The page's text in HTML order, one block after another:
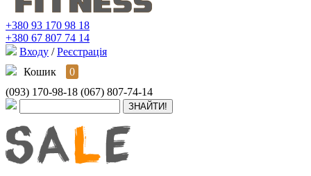
+380 93 170 98 18
+380 67 807 74 14
Входу / Реєстрація
Кошик
0
(093) 170-98-18 (067) 807-74-14